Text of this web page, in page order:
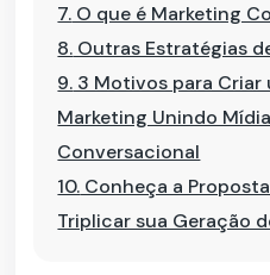
7. O que é Marketing
8. Outras Estratégias
9. 3 Motivos para Criar
Marketing Unindo
Conversacional
10. Conheça a
Triplicar sua Geração